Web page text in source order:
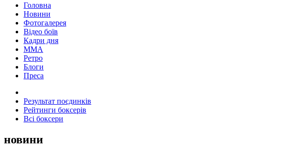
Головна
Новини
Фотогалерея
Відео боїв
Кадри дня
ММА
Ретро
Блоги
Преса
Результат поєдинків
Рейтинги боксерів
Всі боксери
новини